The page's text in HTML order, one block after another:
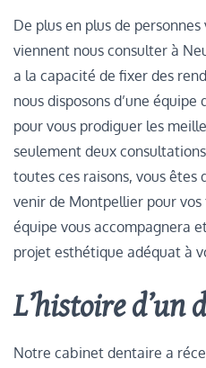
De plus en plus de
viennent nous consulter à
a la capacité de fixer des
nous disposons d’une
pour vous prodiguer les
seulement deux
toutes ces raisons, vous êtes
venir de Montpellier pour
équipe vous accompagnera
projet esthétique adéquat à
L’histoire d’un
Notre cabinet dentaire a